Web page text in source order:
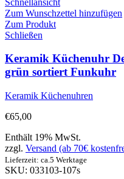
Zum Wunschzettel hinzufügen
Zum Produkt
Schließen
Keramik Küchenuhr
grün sortiert Funkuhr
Keramik Küchenuhren
€65,00
Enthält 19% MwSt.
zzgl. Versand (ab 70€
Lieferzeit: ca.5 Werktage
SKU: 033103-107s